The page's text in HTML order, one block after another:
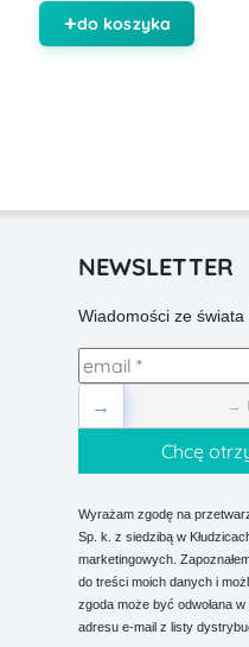
do koszyka
NEWSLETTER
Wiadomości ze
→
→
Wyrażam zgodę na
Sp. k. z siedzibą w
marketingowych.
do treści moich danych i
zgoda może być odwołana
adresu e-mail z listy